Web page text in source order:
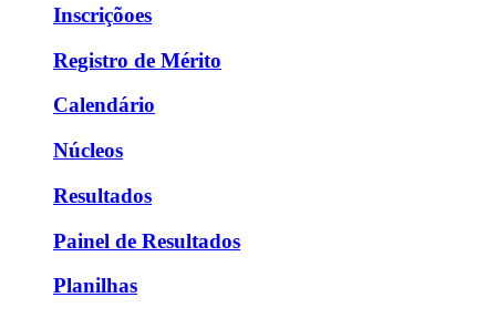
Inscriçõoes
Registro de Mérito
Calendário
Núcleos
Resultados
Painel de Resultados
Planilhas